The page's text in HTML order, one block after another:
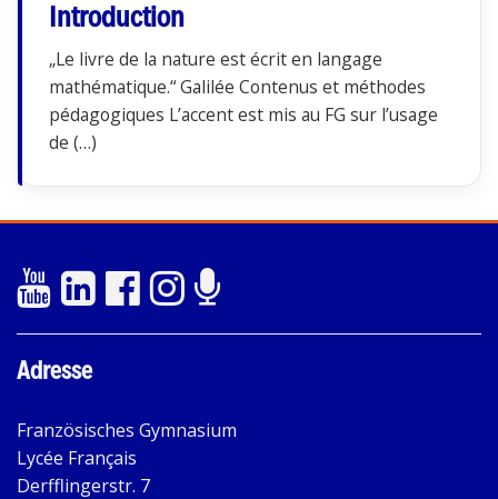
Introduction
„Le livre de la nature est écrit en langage
mathématique.“ Galilée Contenus et méthodes
pédagogiques L’accent est mis au FG sur l’usage
de (…)
Adresse
Französisches Gymnasium
Lycée Français
Derfflingerstr. 7